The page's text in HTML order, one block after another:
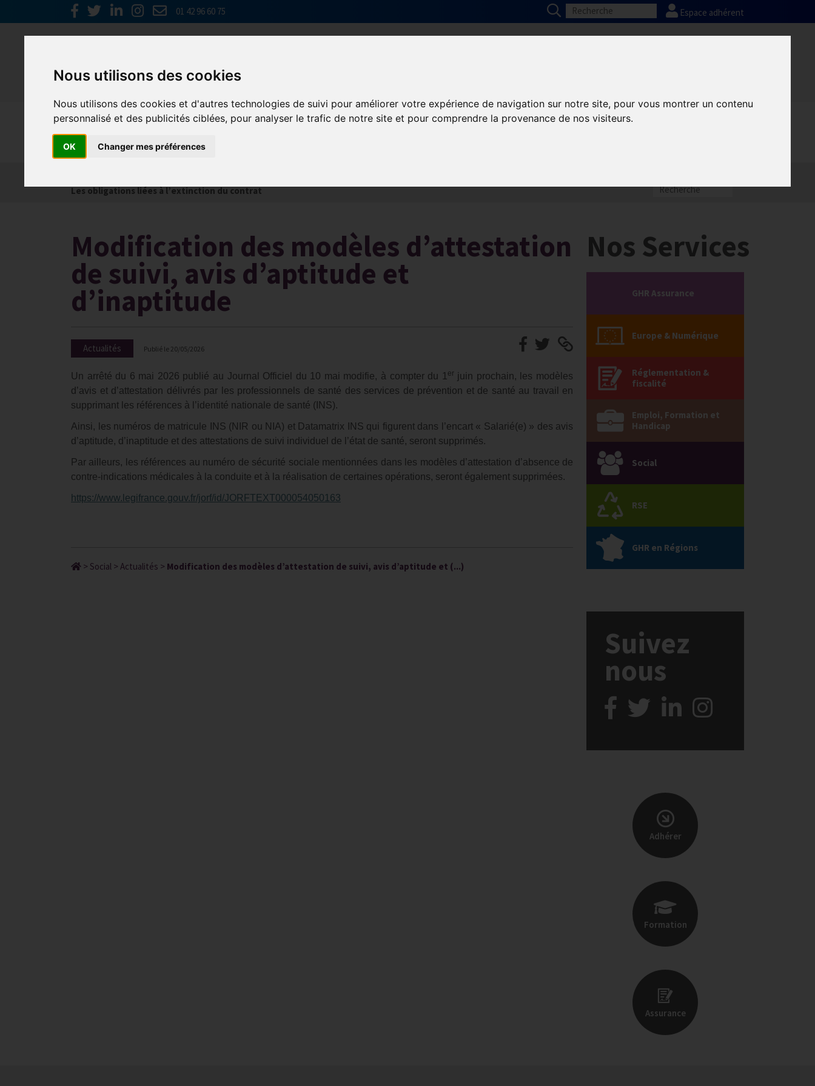
Nous utilisons des cookies
Nous utilisons des cookies et d'autres technologies de suivi pour améliorer votre expérience de navigation sur notre site, pour vous montrer un contenu
personnalisé et des publicités ciblées, pour analyser le trafic de notre site et pour comprendre la provenance de nos visiteurs.
OK Changer mes préférences
01 42 96 60 75 Espace adhérent
Social
Les obligations liées à l’extinction du contrat
Modification des modèles d’attestation
de suivi, avis d’aptitude et
d’inaptitude
Actualités Publié le 20/05/2026
Un arrêté du 6 mai 2026 publié au Journal Officiel du 10 mai modifie, à compter du 1 er juin prochain, les modèles
d’avis et d’attestation délivrés par les professionnels de santé des services de prévention et de santé au travail en
supprimant les références à l’identité nationale de santé (INS).
Ainsi, les numéros de matricule INS (NIR ou NIA) et Datamatrix INS qui figurent dans l’encart « Salarié(e) » des avis
d’aptitude, d’inaptitude et des attestations de suivi individuel de l’état de santé, seront supprimés.
Par ailleurs, les références au numéro de sécurité sociale mentionnées dans les modèles d’attestation d’absence de
contre-indications médicales à la conduite et à la réalisation de certaines opérations, seront également supprimées.
https://www.legifrance.gouv.fr/jorf/id/JORFTEXT000054050163
> Social > Actualités > Modification des modèles d’attestation de suivi, avis d’aptitude et (...)
Nos Services
GHR Assurance
Europe & Numérique
Réglementation &
fiscalité
Emploi, Formation et
Handicap
Social
RSE
GHR en Régions
Suivez
nous
Adhérer
Formation
Assurance